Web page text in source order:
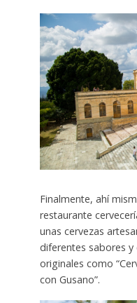
Finalmente, ahí
restaurante
unas cervezas
diferentes sabores
originales como
con Gusano”.